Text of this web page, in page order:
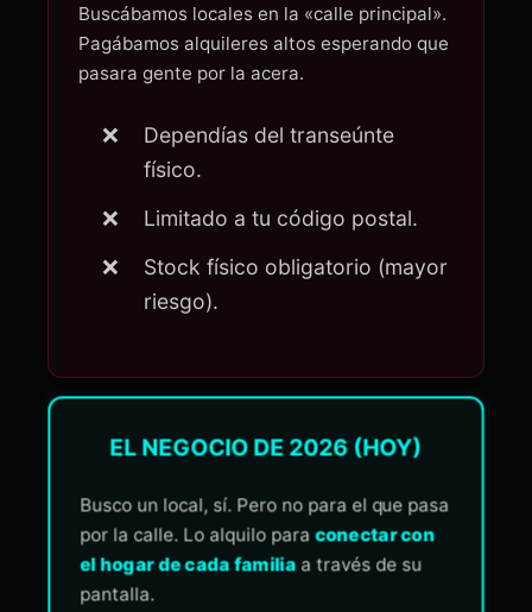
Buscábamos locales en la «calle principal».
Pagábamos alquileres altos esperando que
pasara gente por la acera.
Dependías del transeúnte
físico.
Limitado a tu código postal.
Stock físico obligatorio (mayor
riesgo).
EL NEGOCIO DE 2026 (HOY)
Busco un local, sí. Pero no para el que pasa
por la calle. Lo alquilo para conectar con
el hogar de cada familiaa través de su
pantalla.